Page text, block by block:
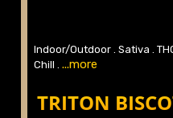
Indoor/Outdoor .Sativa .
Chill ....more
TRITON